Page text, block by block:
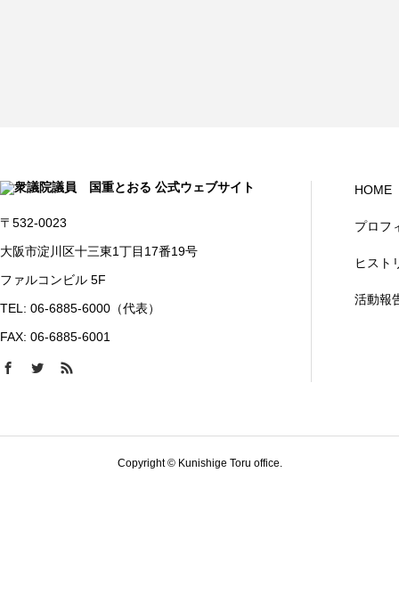
〒532-0023
大阪市淀川区十三東1丁目17番19号
ファルコンビル 5F
TEL: 06-6885-6000（代表）
FAX: 06-6885-6001
HOME
プロフ
ヒスト
活動報
Copyright © Kunishige Toru office.